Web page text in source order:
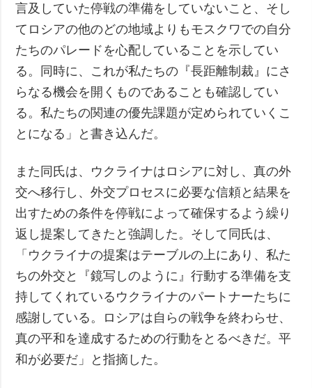
言及していた停戦の準備をしていないこと、そし
てロシアの他のどの地域よりもモスクワでの自分
たちのパレードを心配していることを示してい
る。同時に、これが私たちの『長距離制裁』にさ
らなる機会を開くものであることも確認してい
る。私たちの関連の優先課題が定められていくこ
とになる」と書き込んだ。
また同氏は、ウクライナはロシアに対し、真の外
交へ移行し、外交プロセスに必要な信頼と結果を
出すための条件を停戦によって確保するよう繰り
返し提案してきたと強調した。そして同氏は、
「ウクライナの提案はテーブルの上にあり、私た
ちの外交と『鏡写しのように』行動する準備を支
持してくれているウクライナのパートナーたちに
感謝している。ロシアは自らの戦争を終わらせ、
真の平和を達成するための行動をとるべきだ。平
和が必要だ」と指摘した。